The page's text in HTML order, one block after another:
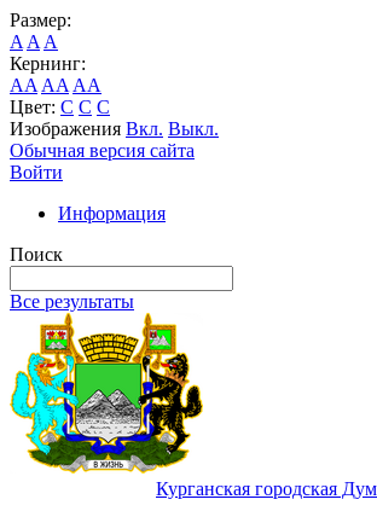
Размер:
A A A
Кернинг:
AA AA AA
Цвет: C C C
Изображения Вкл. Выкл.
Обычная версия сайта
Войти
Информация
Поиск
Все результаты
Курганская городская